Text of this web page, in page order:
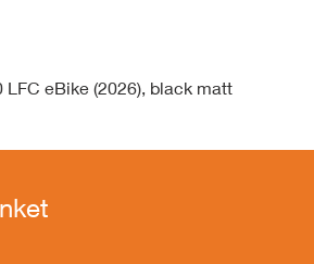
eBike (2026), black matt